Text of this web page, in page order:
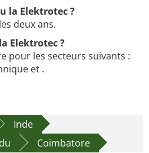
la Elektrotec ?
deux ans.
Elektrotec ?
pour les secteurs suivants :
et .
Inde
Coimbatore